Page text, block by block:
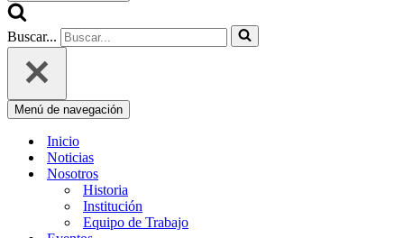
Buscar...
Menú de navegación
Inicio
Noticias
Nosotros
Historia
Institución
Equipo de Trabajo